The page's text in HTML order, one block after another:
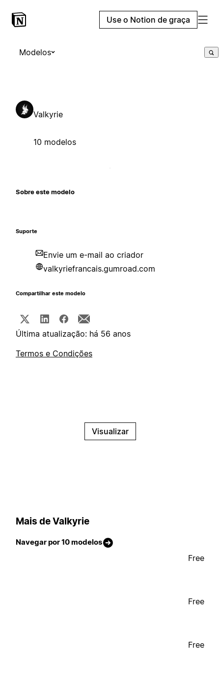
Use o Notion de graça
Modelos
Valkyrie
10 modelos
Sobre este modelo
Suporte
Envie um e-mail ao criador
valkyriefrancais.gumroad.com
Compartilhar este modelo
Última atualização: há 56 anos
Termos e Condições
Visualizar
Mais de Valkyrie
Navegar por 10 modelos
Free
Free
Free